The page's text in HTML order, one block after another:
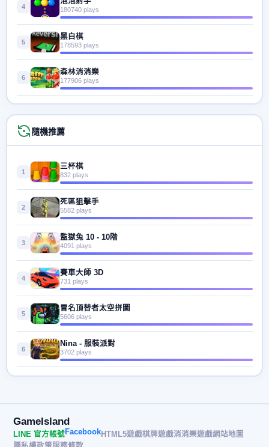
4 180740 plays
5
黑白棋
178593 plays
6
森林消消樂
177906 plays
隨機推薦
1
三杯棋
832 plays
2
死區狙擊手
5582 plays
3
監獄兔 10 - 10階
4091 plays
4
賽車大師 3D
731 plays
5
冒名頂替者太空拼圖
5606 plays
6
Nina - 服裝派對
3702 plays
GameIsland
LINE 官方帳號FacebookHTML5遊戲棋牌遊戲消消樂遊戲網站地圖